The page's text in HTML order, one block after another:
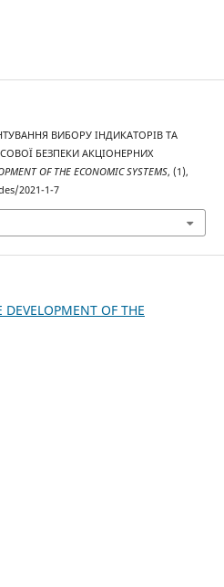
ВИБОРУ ІНДИКАТОРІВ ТА
БЕЗПЕКИ АКЦІОНЕРНИХ
OF THE ECONOMIC SYSTEMS, (1),
2021-1-7
OF THE